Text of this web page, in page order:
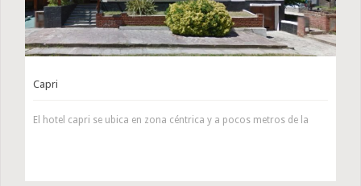
Capri
El hotel capri se ubica en zona céntrica y a pocos metros de la